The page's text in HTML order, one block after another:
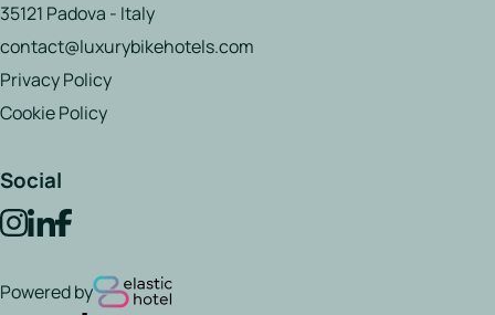
Social
35121 Padova - Italy
contact@luxurybikehotels.com
Privacy Policy
Cookie Policy
Powered by